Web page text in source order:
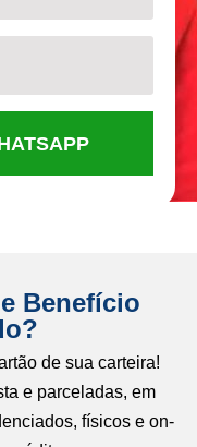
Benefício
de sua carteira!
e parceladas, em
físicos e on-